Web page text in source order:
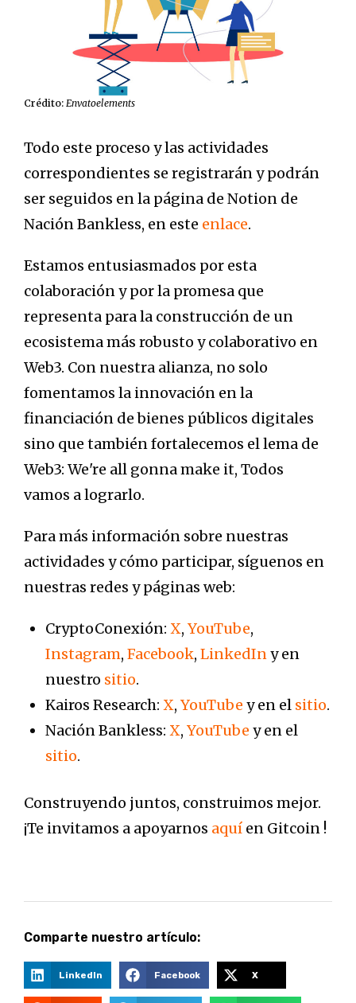
Crédito: Envatoelements
Todo este proceso y las actividades
correspondientes se registrarán y podrán
ser seguidos en la página de Notion de
Nación Bankless, en este enlace.
Estamos entusiasmados por esta
colaboración y por la promesa que
representa para la construcción de un
ecosistema más robusto y colaborativo en
Web3. Con nuestra alianza, no solo
fomentamos la innovación en la
financiación de bienes públicos digitales
sino que también fortalecemos el lema de
Web3: We're all gonna make it, Todos
vamos a lograrlo.
Para más información sobre nuestras
actividades y cómo participar, síguenos en
nuestras redes y páginas web:
CryptoConexión: X, YouTube,
Instagram, Facebook, LinkedIny en
nuestro sitio.
Kairos Research: X, YouTube y en el sitio.
Nación Bankless: X, YouTube y en el
sitio.
Construyendo juntos, construimos mejor.
¡Te invitamos a apoyarnos aquí en Gitcoin !
Comparte nuestro artículo:
LinkedIn Facebook X